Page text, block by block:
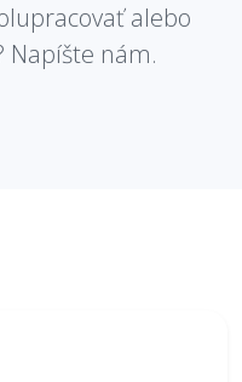
alebo
Napíšte nám.